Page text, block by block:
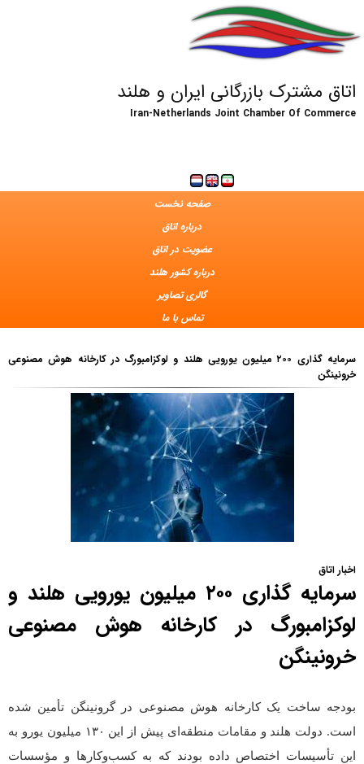
اتاق مشترک بازرگانی ایران و هلند
Iran-Netherlands Joint Chamber Of Commerce
صفحه نخست
درباره اتاق
عضویت در اتاق
درباره کشور هلند
گالری تصاویر
تماس با ما
سرمایه گذاری ۲۰۰ میلیون یورویی هلند و لوکزامبورگ در کارخانه هوش مصنوعی
خرونینگن
اخبار اتاق
سرمایه گذاری ۲۰۰ میلیون یورویی هلند و
لوکزامبورگ در کارخانه هوش مصنوعی
خرونینگن
بودجه ساخت یک کارخانه هوش مصنوعی در گرونینگن تأمین شده
است. دولت هلند و مقامات منطقه‌ای پیش از این ۱۳۰ میلیون یورو به
این تأسیسات اختصاص داده بودند که به کسب‌وکارها و مؤسسات